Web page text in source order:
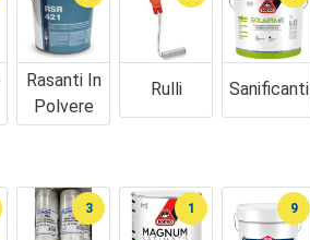
Rasanti In
Polvere
Rulli Sanificanti
3 1 9